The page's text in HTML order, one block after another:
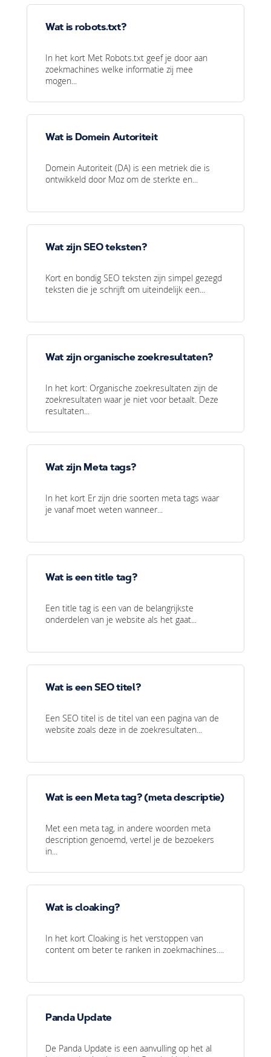
Wat is robots.txt?
In het kort Met Robots.txt geef je door aan
zoekmachines welke informatie zij mee
mogen...
Wat is Domein Autoriteit
Domein Autoriteit (DA) is een metriek die is
ontwikkeld door Moz om de sterkte en...
Wat zijn SEO teksten?
Kort en bondig SEO teksten zijn simpel gezegd
teksten die je schrijft om uiteindelijk een...
Wat zijn organische zoekresultaten?
In het kort: Organische zoekresultaten zijn de
zoekresultaten waar je niet voor betaalt. Deze
resultaten...
Wat zijn Meta tags?
In het kort Er zijn drie soorten meta tags waar
je vanaf moet weten wanneer...
Wat is een title tag?
Een title tag is een van de belangrijkste
onderdelen van je website als het gaat...
Wat is een SEO titel?
Een SEO titel is de titel van een pagina van de
website zoals deze in de zoekresultaten...
Wat is een Meta tag? (meta descriptie)
Met een meta tag, in andere woorden meta
description genoemd, vertel je de bezoekers
in...
Wat is cloaking?
In het kort Cloaking is het verstoppen van
content om beter te ranken in zoekmachines....
Panda Update
De Panda Update is een aanvulling op het al